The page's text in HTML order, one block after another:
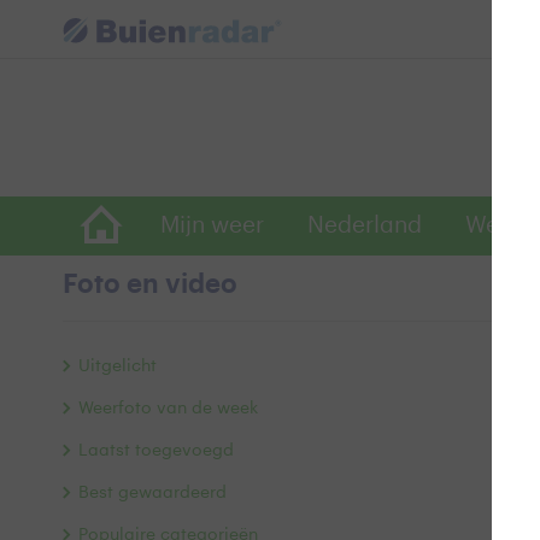
Mijn weer Nederland
Foto en video
Uitgelicht
Weerfoto van de week
Laatst toegevoegd
Best gewaardeerd
Populaire categorieën